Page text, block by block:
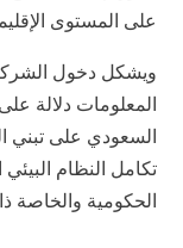
على المستوى
ويشكل دخول
المعلومات دلالة
السعودي على تبني
تكامل النظام
الحكومية والخاصة